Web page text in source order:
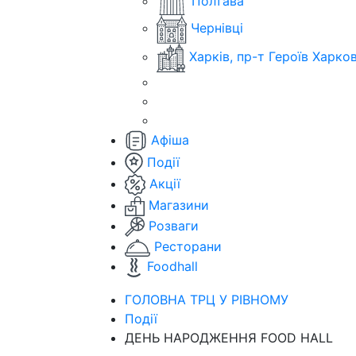
Чернівці
Харків, пр-т Героїв
Афіша
Події
Акції
Магазини
Розваги
Ресторани
Foodhall
ГОЛОВНА ТРЦ У РІВНОМУ
Події
ДЕНЬ НАРОДЖЕННЯ FOOD HALL